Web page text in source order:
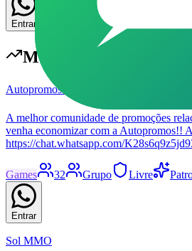
Entrar
Mais populares em
Autopromos Games 🎮
A melhor comunidade de promoções
venha economizar com a Autopromos!!
https://chat.whatsapp.com/
Games 32 Grupo Livre
Entrar
Sol MMO